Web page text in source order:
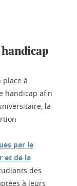
handicap
place à
handicap afin
la
par le
et de la
des
à leurs